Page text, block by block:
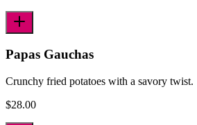
Papas Gauchas
Crunchy fried potatoes with a savory twist.
$28.00